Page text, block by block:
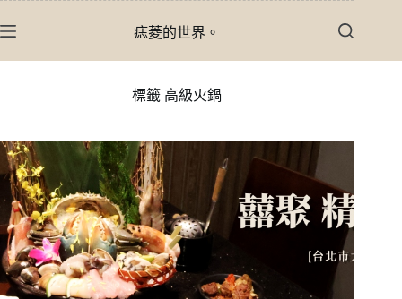
至
痣菱的世界。
標籤 高級火鍋